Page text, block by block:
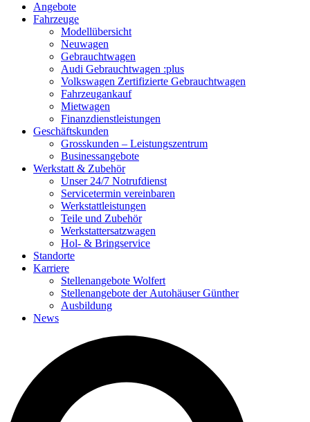
Angebote
Fahrzeuge
Modellübersicht
Neuwagen
Gebrauchtwagen
Audi Gebrauchtwagen :plus
Volkswagen Zertifizierte Gebrauchtwagen
Fahrzeugankauf
Mietwagen
Finanzdienstleistungen
Geschäftskunden
Grosskunden – Leistungszentrum
Businessangebote
Werkstatt & Zubehör
Unser 24/7 Notrufdienst
Servicetermin vereinbaren
Werkstattleistungen
Teile und Zubehör
Werkstattersatzwagen
Hol- & Bringservice
Standorte
Karriere
Stellenangebote Wolfert
Stellenangebote der Autohäuser Günther
Ausbildung
News